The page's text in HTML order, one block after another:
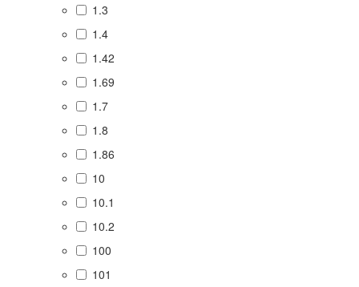
1.3
1.4
1.42
1.69
1.7
1.8
1.86
10
10.1
10.2
100
101